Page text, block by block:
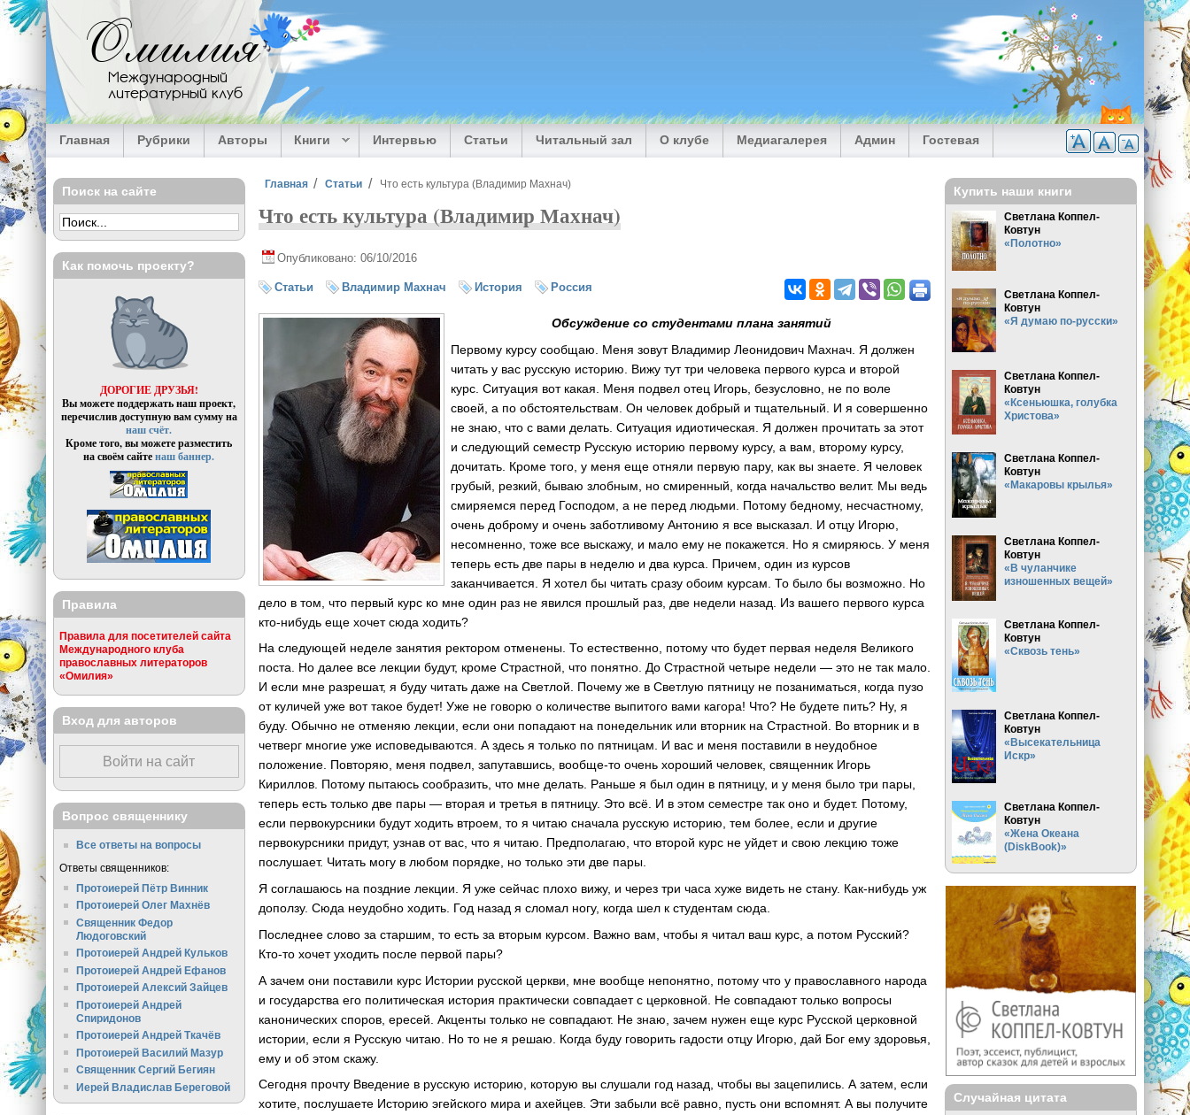
Перейти к основному содержанию
Омилия
Международный
литературный клуб
Главная Рубрики Авторы Книги Интервью Статьи Читальный зал О клубе Медиагалерея Админ Гостевая
Вы здесь
Главная Статьи Что есть культура (Владимир Махнач)
Что есть культура (Владимир Махнач)
Опубликовано: 06/10/2016
Статьи Владимир Махнач История Россия
Обсуждение со студентами плана занятий
Первому курсу сообщаю. Меня зовут Владимир Леонидович Махнач. Я должен
читать у вас русскую историю. Вижу тут три человека первого курса и второй
курс. Ситуация вот какая. Меня подвел отец Игорь, безусловно, не по воле
своей, а по обстоятельствам. Он человек добрый и тщательный. И я совершенно
не знаю, что с вами делать. Ситуация идиотическая. Я должен прочитать за этот
и следующий семестр Русскую историю первому курсу, а вам, второму курсу,
дочитать. Кроме того, у меня еще отняли первую пару, как вы знаете. Я человек
грубый, резкий, бываю злобным, но смиренный, когда начальство велит. Мы ведь
смиряемся перед Господом, а не перед людьми. Потому бедному, несчастному,
очень доброму и очень заботливому Антонию я все высказал. И отцу Игорю,
несомненно, тоже все выскажу, и мало ему не покажется. Но я смиряюсь. У меня
теперь есть две пары в неделю и два курса. Причем, один из курсов
заканчивается. Я хотел бы читать сразу обоим курсам. То было бы возможно. Но
дело в том, что первый курс ко мне один раз не явился прошлый раз, две недели назад. Из вашего первого курса
кто-нибудь еще хочет сюда ходить?
На следующей неделе занятия ректором отменены. То естественно, потому что будет первая неделя Великого
поста. Но далее все лекции будут, кроме Страстной, что понятно. До Страстной четыре недели — это не так мало.
И если мне разрешат, я буду читать даже на Светлой. Почему же в Светлую пятницу не позаниматься, когда пузо
от куличей уже вот такое будет! Уже не говорю о количестве выпитого вами кагора! Что? Не будете пить? Ну, я
буду. Обычно не отменяю лекции, если они попадают на понедельник или вторник на Страстной. Во вторник и в
четверг многие уже исповедываются. А здесь я только по пятницам. И вас и меня поставили в неудобное
положение. Повторяю, меня подвел, запутавшись, вообще-то очень хороший человек, священник Игорь
Кириллов. Потому пытаюсь сообразить, что мне делать. Раньше я был один в пятницу, и у меня было три пары,
теперь есть только две пары — вторая и третья в пятницу. Это всё. И в этом семестре так оно и будет. Потому,
если первокурсники будут ходить втроем, то я читаю сначала русскую историю, тем более, если и другие
первокурсники придут, узнав от вас, что я читаю. Предполагаю, что второй курс не уйдет и свою лекцию тоже
послушает. Читать могу в любом порядке, но только эти две пары.
Я соглашаюсь на поздние лекции. Я уже сейчас плохо вижу, и через три часа хуже видеть не стану. Как-нибудь уж
доползу. Сюда неудобно ходить. Год назад я сломал ногу, когда шел к студентам сюда.
Последнее слово за старшим, то есть за вторым курсом. Важно вам, чтобы я читал ваш курс, а потом Русский?
Кто-то хочет уходить после первой пары?
А зачем они поставили курс Истории русской церкви, мне вообще непонятно, потому что у православного народа
и государства его политическая история практически совпадает с церковной. Не совпадают только вопросы
канонических споров, ересей. Акценты только не совпадают. Не знаю, зачем нужен еще курс Русской церковной
истории, если я Русскую читаю. Но то не я решаю. Когда буду говорить гадости отцу Игорю, дай Бог ему здоровья,
ему и об этом скажу.
Сегодня прочту Введение в русскую историю, которую вы слушали год назад, чтобы вы зацепились. А затем, если
хотите, послушаете Историю эгейского мира и ахейцев. Эти забыли всё равно, пусть они вспомнят. А вы получите
Поиск на сайте
Как помочь проекту?
ДОРОГИЕ ДРУЗЬЯ!
Вы можете поддержать наш проект,
перечислив доступную вам сумму на
наш счёт.
Кроме того, вы можете разместить
на своём сайтенаш баннер.
Правила
Правила для посетителей сайта
Международного клуба
православных литераторов
«Омилия»
Вход для авторов
Войти на сайт
Вопрос священнику
Все ответы на вопросы
Ответы священников:
Протоиерей Пётр Винник
Протоиерей Олег Махнёв
Священник Федор
Людоговский
Протоиерей Андрей Кульков
Протоиерей Андрей Ефанов
Протоиерей Алексий Зайцев
Протоиерей Андрей
Спиридонов
Протоиерей Андрей Ткачёв
Протоиерей Василий Мазур
Священник Сергий Бегиян
Иерей Владислав Береговой
Купить наши книги
Светлана Коппел-
Ковтун
«Полотно»
Светлана Коппел-
Ковтун
«Я думаю по-русски»
Светлана Коппел-
Ковтун
«Ксеньюшка, голубка
Христова»
Светлана Коппел-
Ковтун
«Макаровы крылья»
Светлана Коппел-
Ковтун
«В чуланчике
изношенных вещей»
Светлана Коппел-
Ковтун
«Сквозь тень»
Светлана Коппел-
Ковтун
«Высекательница
Искр»
Светлана Коппел-
Ковтун
«Жена Океана
(DiskBook)»
Случайная цитата